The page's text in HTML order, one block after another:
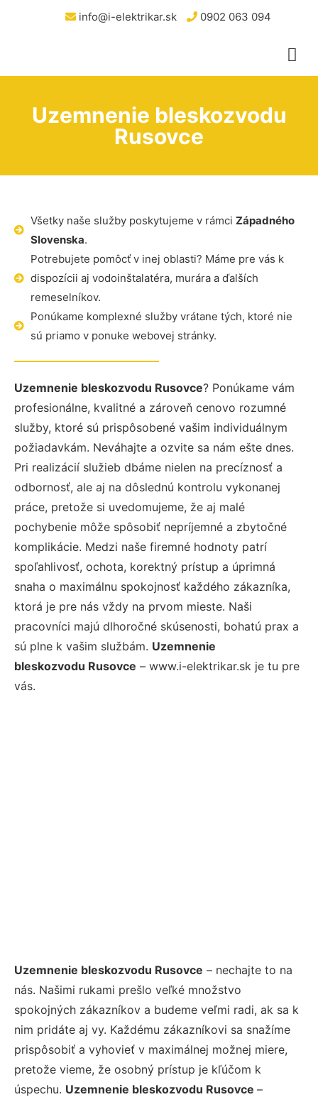
info@i-elektrikar.sk 0902 063 094
Uzemnenie bleskozvodu
Rusovce
Všetky naše služby poskytujeme v rámci Západného
Slovenska.
Potrebujete pomôcť v inej oblasti? Máme pre vás k
dispozícii aj vodoinštalatéra, murára a ďalších
remeselníkov.
Ponúkame komplexné služby vrátane tých, ktoré nie
sú priamo v ponuke webovej stránky.
Uzemnenie bleskozvodu Rusovce? Ponúkame vám
profesionálne, kvalitné a zároveň cenovo rozumné
služby, ktoré sú prispôsobené vašim individuálnym
požiadavkám. Neváhajte a ozvite sa nám ešte dnes.
Pri realizácií služieb dbáme nielen na precíznosť a
odbornosť, ale aj na dôslednú kontrolu vykonanej
práce, pretože si uvedomujeme, že aj malé
pochybenie môže spôsobiť nepríjemné a zbytočné
komplikácie. Medzi naše firemné hodnoty patrí
spoľahlivosť, ochota, korektný prístup a úprimná
snaha o maximálnu spokojnosť každého zákazníka,
ktorá je pre nás vždy na prvom mieste. Naši
pracovníci majú dlhoročné skúsenosti, bohatú prax a
sú plne k vašim službám. Uzemnenie
bleskozvodu Rusovce – www.i-elektrikar.sk je tu pre
vás.
Uzemnenie bleskozvodu Rusovce – nechajte to na
nás. Našimi rukami prešlo veľké množstvo
spokojných zákazníkov a budeme veľmi radi, ak sa k
nim pridáte aj vy. Každému zákazníkovi sa snažíme
prispôsobiť a vyhovieť v maximálnej možnej miere,
pretože vieme, že osobný prístup je kľúčom k
úspechu. Uzemnenie bleskozvodu Rusovce –